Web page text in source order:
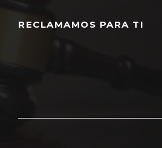
RECLAMAMOS PARA TI